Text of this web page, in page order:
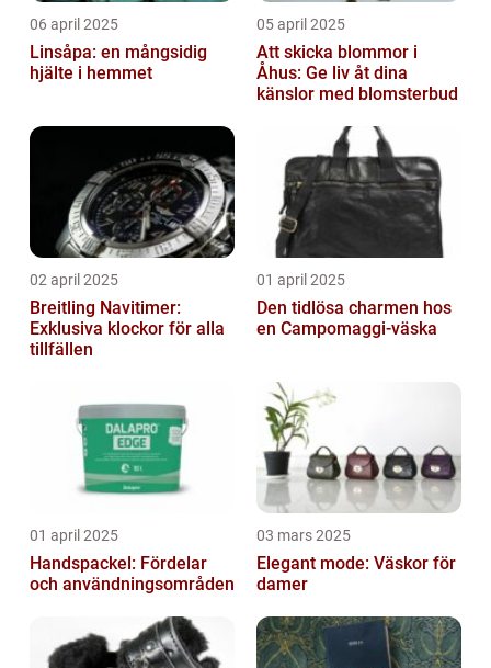
06 april 2025
Linsåpa: en mångsidig
hjälte i hemmet
05 april 2025
Att skicka blommor i
Åhus: Ge liv åt dina
känslor med blomsterbud
02 april 2025
Breitling Navitimer:
Exklusiva klockor för alla
tillfällen
01 april 2025
Den tidlösa charmen hos
en Campomaggi-väska
01 april 2025
Handspackel: Fördelar
och användningsområden
03 mars 2025
Elegant mode: Väskor för
damer